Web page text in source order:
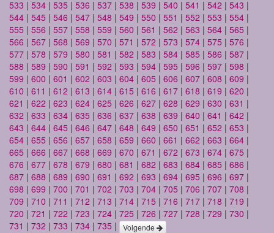
533 | 534 | 535 | 536 | 537 | 538 | 539 | 540 | 541 | 542 | 543 |
544 | 545 | 546 | 547 | 548 | 549 | 550 | 551 | 552 | 553 | 554 |
555 | 556 | 557 | 558 | 559 | 560 | 561 | 562 | 563 | 564 | 565 |
566 | 567 | 568 | 569 | 570 | 571 | 572 | 573 | 574 | 575 | 576 |
577 | 578 | 579 | 580 | 581 | 582 | 583 | 584 | 585 | 586 | 587 |
588 | 589 | 590 | 591 | 592 | 593 | 594 | 595 | 596 | 597 | 598 |
599 | 600 | 601 | 602 | 603 | 604 | 605 | 606 | 607 | 608 | 609 |
610 | 611 | 612 | 613 | 614 | 615 | 616 | 617 | 618 | 619 | 620 |
621 | 622 | 623 | 624 | 625 | 626 | 627 | 628 | 629 | 630 | 631 |
632 | 633 | 634 | 635 | 636 | 637 | 638 | 639 | 640 | 641 | 642 |
643 | 644 | 645 | 646 | 647 | 648 | 649 | 650 | 651 | 652 | 653 |
654 | 655 | 656 | 657 | 658 | 659 | 660 | 661 | 662 | 663 | 664 |
665 | 666 | 667 | 668 | 669 | 670 | 671 | 672 | 673 | 674 | 675 |
676 | 677 | 678 | 679 | 680 | 681 | 682 | 683 | 684 | 685 | 686 |
687 | 688 | 689 | 690 | 691 | 692 | 693 | 694 | 695 | 696 | 697 |
698 | 699 | 700 | 701 | 702 | 703 | 704 | 705 | 706 | 707 | 708 |
709 | 710 | 711 | 712 | 713 | 714 | 715 | 716 | 717 | 718 | 719 |
720 | 721 | 722 | 723 | 724 | 725 | 726 | 727 | 728 | 729 | 730 |
731 | 732 | 733 | 734 | 735 | Volgende